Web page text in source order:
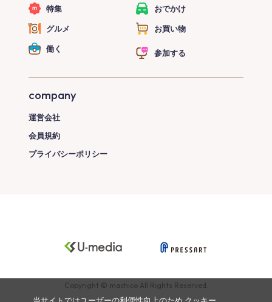
特集 おでかけ
グルメ お買い物
働く 参加する
company
運営会社
会員規約
プライバシーポリシー
Copyright © machico All Rights Reserved.